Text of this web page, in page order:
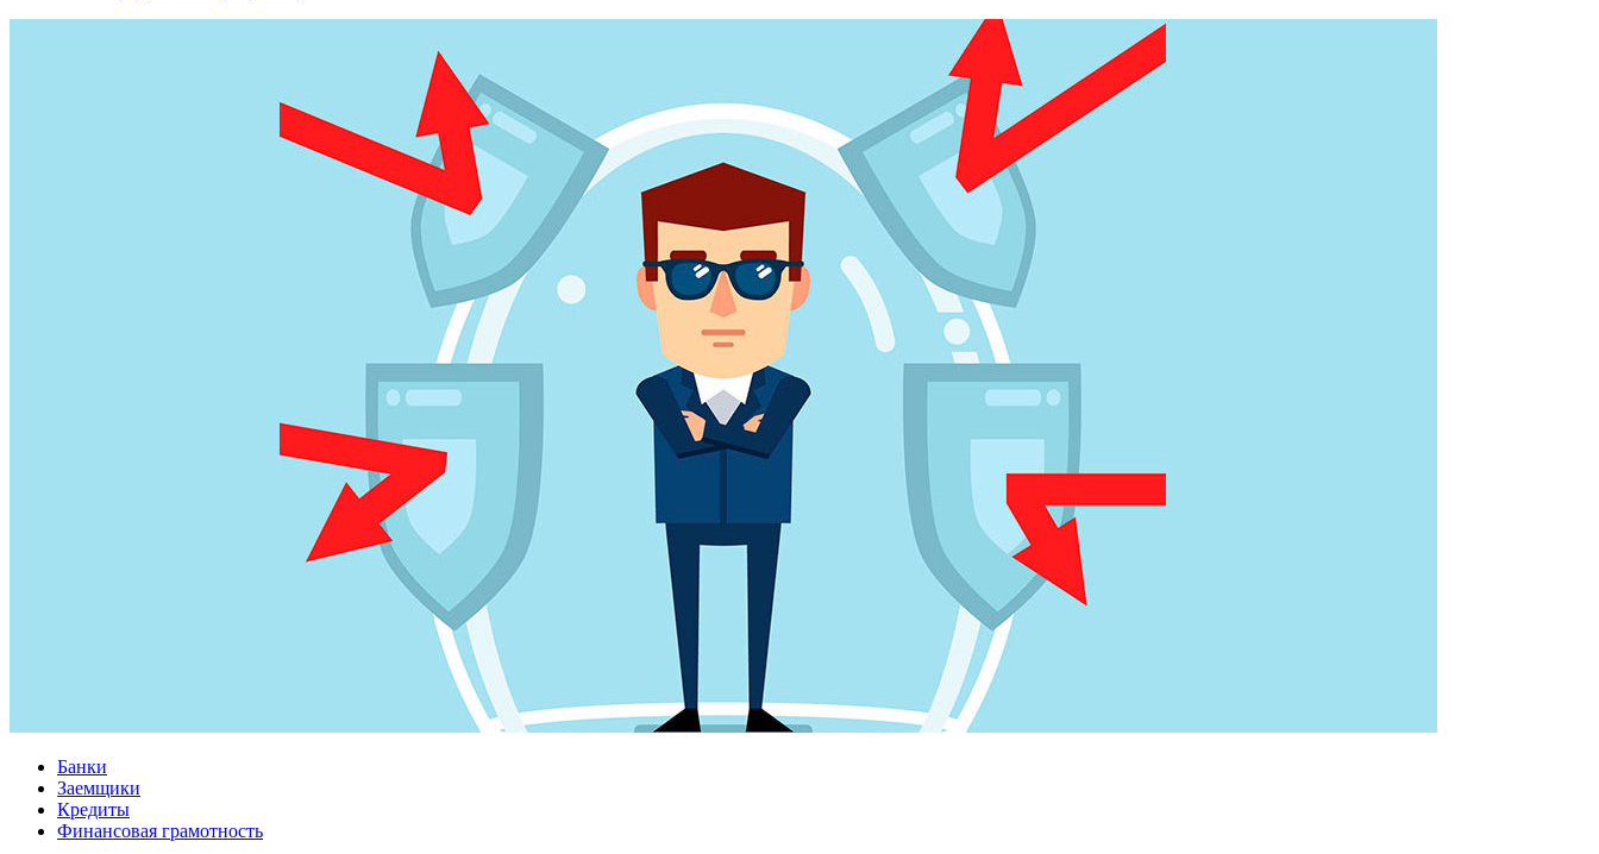
Банки
Заемщики
Кредиты
Финансовая грамотность